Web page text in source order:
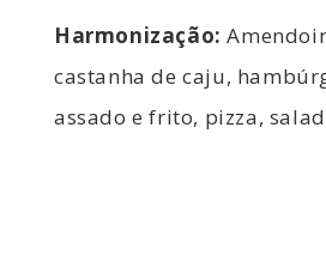
Harmonização:
castanha de caju,
assado e frito, pizza,